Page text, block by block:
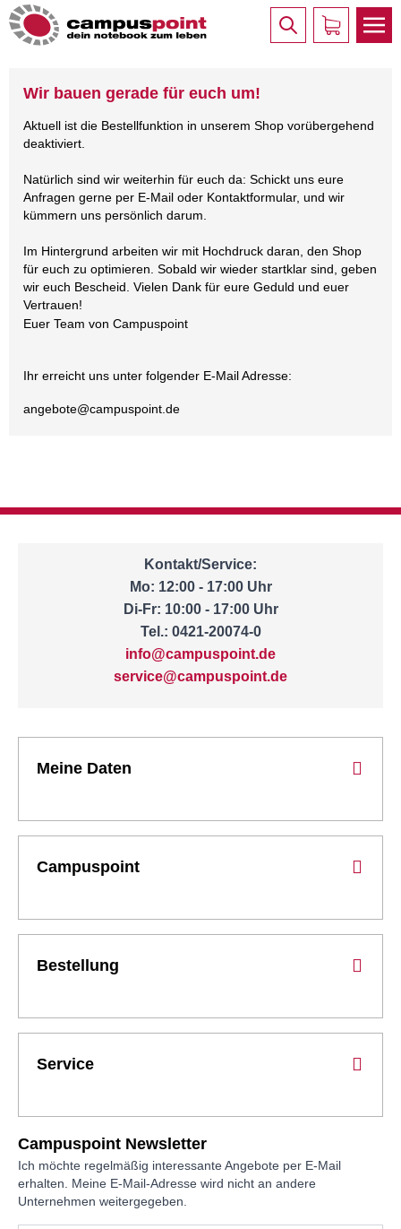
Wir bauen gerade für euch um!
Aktuell ist die Bestellfunktion in unserem Shop vorübergehend
deaktiviert.
Natürlich sind wir weiterhin für euch da: Schickt uns eure
Anfragen gerne per E-Mail oder Kontaktformular, und wir
kümmern uns persönlich darum.
Im Hintergrund arbeiten wir mit Hochdruck daran, den Shop
für euch zu optimieren. Sobald wir wieder startklar sind, geben
wir euch Bescheid. Vielen Dank für eure Geduld und euer
Vertrauen!
Euer Team von Campuspoint
Ihr erreicht uns unter folgender E-Mail Adresse:
angebote@campuspoint.de
Kontakt/Service:
Mo: 12:00 - 17:00 Uhr
Di-Fr: 10:00 - 17:00 Uhr
Tel.: 0421-20074-0
info@campuspoint.de
service@campuspoint.de
Meine Daten
Campuspoint
Bestellung
Service
Campuspoint Newsletter
Ich möchte regelmäßig interessante Angebote per E-Mail
erhalten. Meine E-Mail-Adresse wird nicht an andere
Unternehmen weitergegeben.